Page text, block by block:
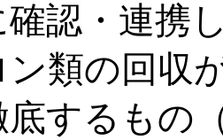
認・連携
類の回収
するもの